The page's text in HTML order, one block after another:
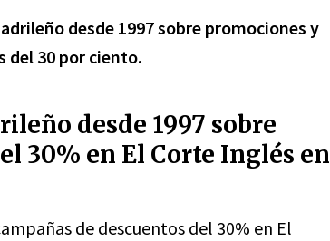
desde 1997 sobre promociones y
del 30 por ciento.
desde 1997 sobre
30% en El Corte Inglés en
de descuentos del 30% en El